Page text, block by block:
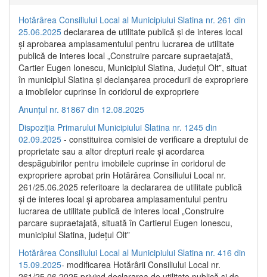
Hotărârea Consiliului Local al Municipiului Slatina nr. 261 din
25.06.2025 declararea de utilitate publică și de interes local
și aprobarea amplasamentului pentru lucrarea de utilitate
publică de interes local „Construire parcare supraetajată,
Cartier Eugen Ionescu, Municipiul Slatina, Județul Olt”, situat
în municipiul Slatina și declanșarea procedurii de expropriere
a imobilelor cuprinse în coridorul de expropriere
Anunțul nr. 81867 din 12.08.2025
Dispoziția Primarului Municipiului Slatina nr. 1245 din
02.09.2025 - constituirea comisiei de verificare a dreptului de
proprietate sau a altor drepturi reale și acordarea
despăgubirilor pentru imobilele cuprinse în coridorul de
expropriere aprobat prin Hotărârea Consiliului Local nr.
261/25.06.2025 referitoare la declararea de utilitate publică
și de interes local și aprobarea amplasamentului pentru
lucrarea de utilitate publică de interes local „Construire
parcare supraetajată, situată în Cartierul Eugen Ionescu,
municipiul Slatina, județul Olt”
Hotărârea Consiliului Local al Municipiului Slatina nr. 416 din
15.09.2025- modificarea Hotărârii Consiliului Local nr.